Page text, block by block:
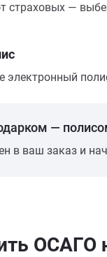
страховых —
электронный
—
в ваш заказ и
ОСАГО